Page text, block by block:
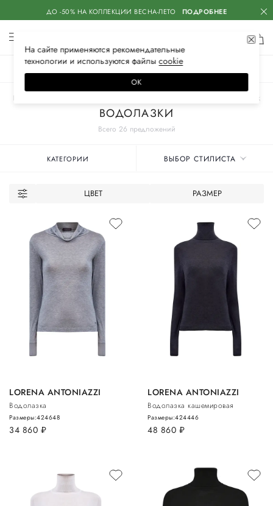
ДО -50% НА КОЛЛЕКЦИИ ВЕСНА-ЛЕТО ПОДРОБНЕЕ
Всего 26 предложений
Главная Трикотаж
ВОДОЛАЗКИ
КАТЕГОРИИ ВЫБОР СТИЛИСТА
ЦВЕТ РАЗМЕР
LORENA ANTONIAZZI
Водолазка
34 860 руб.
Размеры:424648
LORENA ANTONIAZZI
Водолазка кашемировая
48 860 руб.
Размеры:424446
На сайте применяются рекомендательные
технологии и используются файлысооkiе
ОК